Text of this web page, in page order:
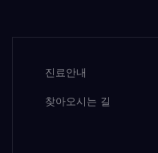
진료안내
찾아오시는 길